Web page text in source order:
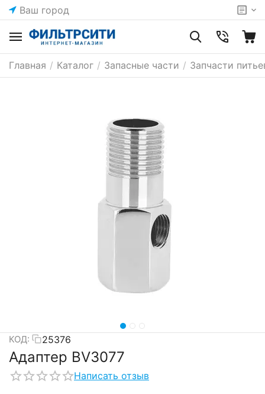
Ваш город
Главная / Каталог / Запасные части / Запчасти
КОД: 25376
Адаптер BV3077
Написать отзыв